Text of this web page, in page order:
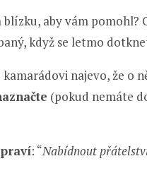
blízku, aby vám
když se letmo
najevo, že o
(pokud nemáte
: “Nabídnout